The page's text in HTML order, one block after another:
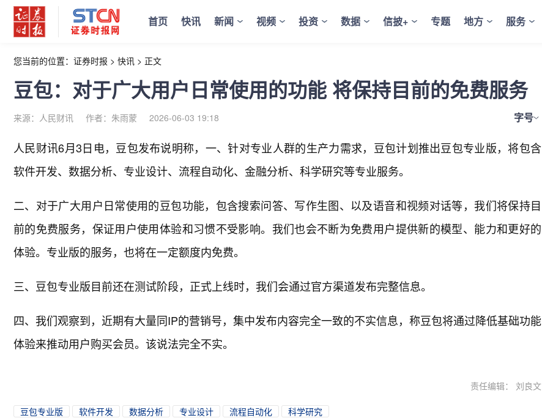
首页 快讯 新闻 视频 投资 数据 信披+ 专题 地方 服务
您当前的位置： 证券时报 > 快讯 > 正文
豆包：对于广大用户日常使用的功能 将保持目前的免费服务
来源：人民财讯 作者：朱雨蒙 2026-06-03 19:18 字号
人民财讯6月3日电， 豆包发布说明称，一、针对专业人群的生产力需求，豆包计划推出豆包专业版，将包含
软件开发、数据分析、专业设计、流程自动化、金融分析、科学研究等专业服务。
二、对于广大用户日常使用的豆包功能，包含搜索问答、写作生图、以及语音和视频对话等，我们将保持目
前的免费服务，保证用户使用体验和习惯不受影响。我们也会不断为免费用户提供新的模型、能力和更好的
体验。专业版的服务，也将在一定额度内免费。
三、豆包专业版目前还在测试阶段，正式上线时，我们会通过官方渠道发布完整信息。
四、我们观察到，近期有大量同IP的营销号，集中发布内容完全一致的不实信息，称豆包将通过降低基础功能
体验来推动用户购买会员。该说法完全不实。
责任编辑： 刘良文
豆包专业版 软件开发 数据分析 专业设计 流程自动化 科学研究